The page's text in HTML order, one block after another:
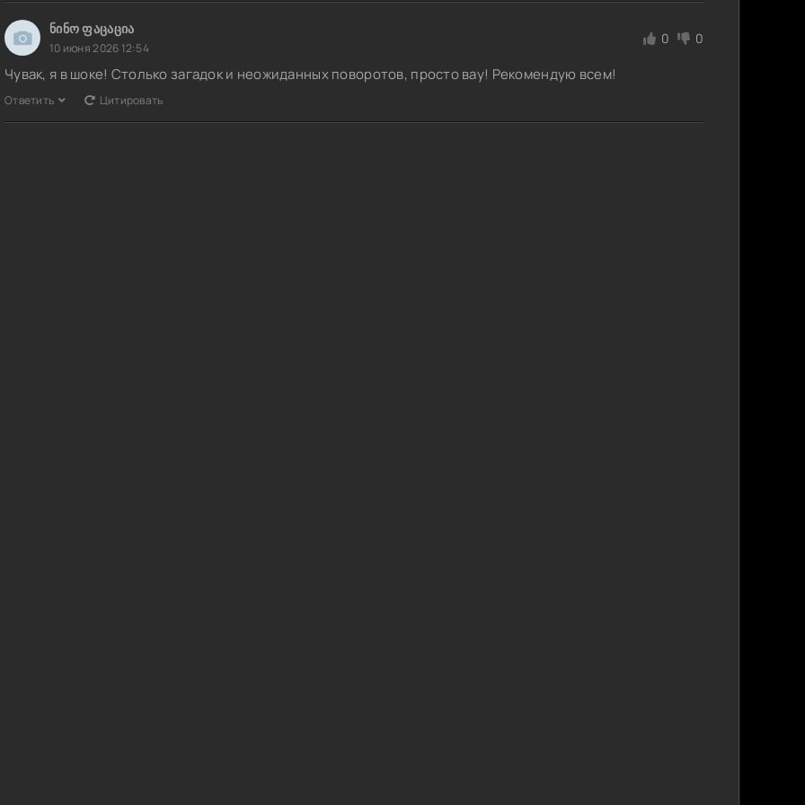
ნინო ფაცაცია
10 июня 2026 12:54
0 0
Чувак, я в шоке! Столько загадок и неожиданных поворотов, просто вау! Рекомендую всем!
Ответить Цитировать